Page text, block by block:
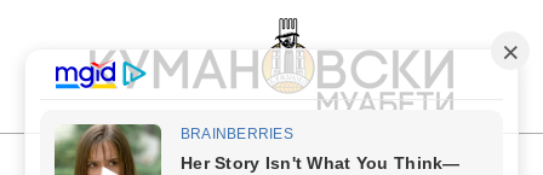
content
КУМАНОВСКИ